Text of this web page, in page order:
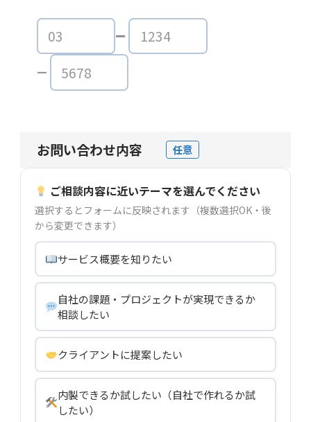
お問い合わせ内容 任意
ご相談内容に近いテーマを選んでください
選択するとフォームに反映されます（複数選択OK・後
から変更できます）
サービス概要を知りたい
自社の課題・プロジェクトが実現できるか
相談したい
クライアントに提案したい
内製できるか試したい（自社で作れるか試
したい）